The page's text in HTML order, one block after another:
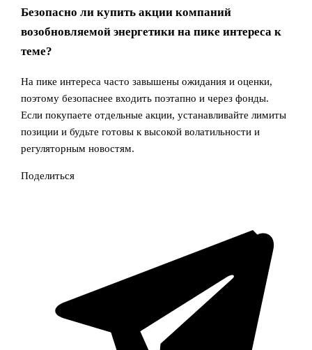
Безопасно ли купить акции компаний
возобновляемой энергетики на пике интереса к
теме?
На пике интереса часто завышены ожидания и оценки,
поэтому безопаснее входить поэтапно и через фонды.
Если покупаете отдельные акции, устанавливайте лимиты
позиции и будьте готовы к высокой волатильности и
регуляторным новостям.
Поделиться